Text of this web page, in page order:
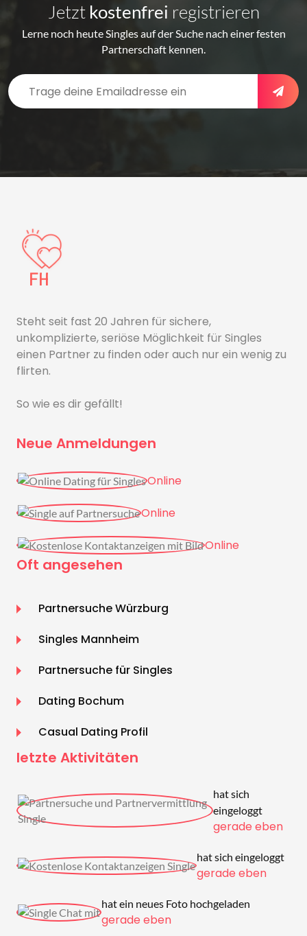
Jetzt kostenfrei registrieren
Lerne noch heute Singles auf der Suche nach einer festen
Partnerschaft kennen.
Steht seit fast 20 Jahren für sichere,
unkomplizierte, seriöse Möglichkeit für Singles
einen Partner zu finden oder auch nur ein wenig zu
flirten.
So wie es dir gefällt!
Neue Anmeldungen
Online
Online
Online
Oft angesehen
Partnersuche Würzburg
Singles Mannheim
Partnersuche für Singles
Dating Bochum
Casual Dating Profil
letzte Aktivitäten
hat sich
eingeloggt
gerade eben
hat sich eingeloggt
gerade eben
hat ein neues Foto hochgeladen
gerade eben